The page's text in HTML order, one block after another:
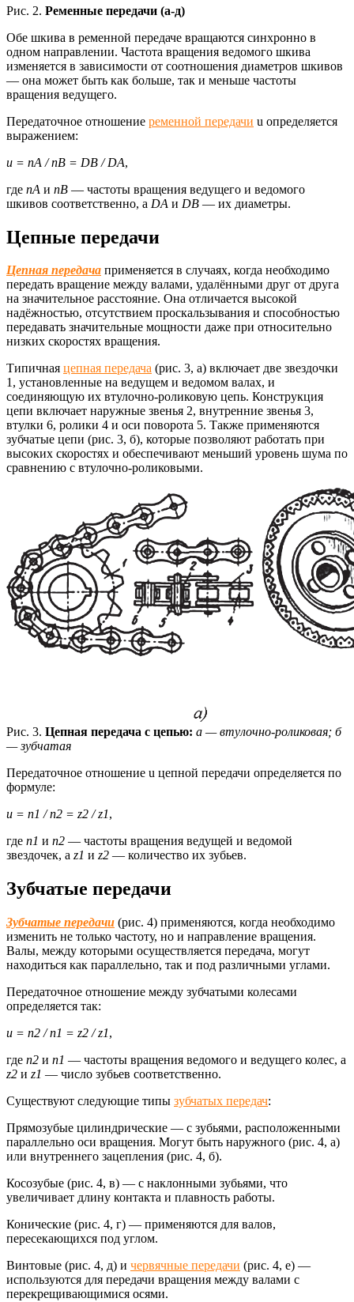
Рис. 2. Ременные передачи (а-д)
Обе шкива в ременной передаче вращаются синхронно в
одном направлении. Частота вращения ведомого шкива
изменяется в зависимости от соотношения диаметров шкивов
— она может быть как больше, так и меньше частоты
вращения ведущего.
Передаточное отношение ременной передачи u определяется
выражением:
u = nА / nВ = DВ / DА,
где nА и nВ — частоты вращения ведущего и ведомого
шкивов соответственно, а DA и DB — их диаметры.
Цепные передачи
Цепная передача применяется в случаях, когда необходимо
передать вращение между валами, удалёнными друг от друга
на значительное расстояние. Она отличается высокой
надёжностью, отсутствием проскальзывания и способностью
передавать значительные мощности даже при относительно
низких скоростях вращения.
Типичная цепная передача (рис. 3, а) включает две звездочки
1, установленные на ведущем и ведомом валах, и
соединяющую их втулочно-роликовую цепь. Конструкция
цепи включает наружные звенья 2, внутренние звенья 3,
втулки 6, ролики 4 и оси поворота 5. Также применяются
зубчатые цепи (рис. 3, б), которые позволяют работать при
высоких скоростях и обеспечивают меньший уровень шума по
сравнению с втулочно-роликовыми.
Рис. 3. Цепная передача с цепью: а — втулочно-роликовая; б
— зубчатая
Передаточное отношение u цепной передачи определяется по
формуле:
u = n1 / n2 = z2 / z1,
где n1 и n2 — частоты вращения ведущей и ведомой
звездочек, а z1 и z2 — количество их зубьев.
Зубчатые передачи
Зубчатые передачи (рис. 4) применяются, когда необходимо
изменить не только частоту, но и направление вращения.
Валы, между которыми осуществляется передача, могут
находиться как параллельно, так и под различными углами.
Передаточное отношение между зубчатыми колесами
определяется так:
u = n2 / n1 = z2 / z1,
где n2 и n1 — частоты вращения ведомого и ведущего колес, а
z2 и z1 — число зубьев соответственно.
Существуют следующие типы зубчатых передач:
Прямозубые цилиндрические — с зубьями, расположенными
параллельно оси вращения. Могут быть наружного (рис. 4, а)
или внутреннего зацепления (рис. 4, б).
Косозубые (рис. 4, в) — с наклонными зубьями, что
увеличивает длину контакта и плавность работы.
Конические (рис. 4, г) — применяются для валов,
пересекающихся под углом.
Винтовые (рис. 4, д) и червячные передачи (рис. 4, е) —
используются для передачи вращения между валами с
перекрещивающимися осями.